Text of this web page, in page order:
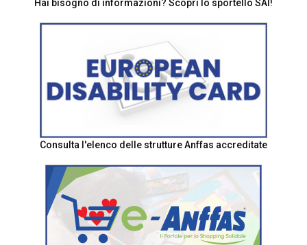
Hai bisogno di informazioni? Scopri lo sportello SAI!
Consulta l'elenco delle strutture Anffas accreditate